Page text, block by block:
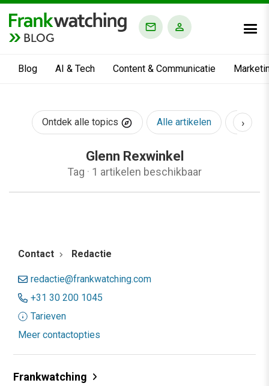
BLOG
Blog AI & Tech Content & Communicatie
Ontdek alle topics Alle artikelen AI &
›
Glenn Rexwinkel
Tag · 1 artikelen beschikbaar
Contact Redactie
redactie@frankwatching.com
+31 30 200 1045
Tarieven
Meer contactopties
Frankwatching